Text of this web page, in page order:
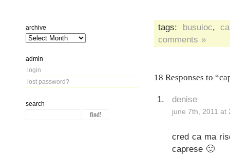
archive
admin
login
lost password?
search
tags: busuioc,
comments »
18 Responses to
denise
june 7th, 2011 at
cred ca ma
caprese 🙂